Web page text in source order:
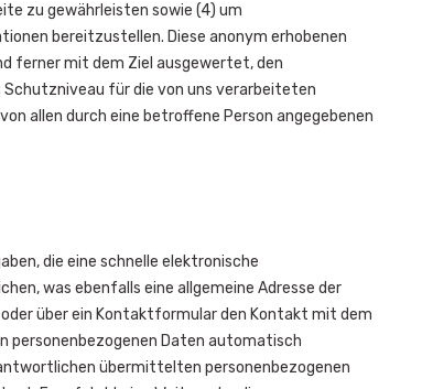
zu gewährleisten sowie (4) um
bereitzustellen. Diese anonym erhobenen
ferner mit dem Ziel ausgewertet, den
für die von uns verarbeiteten
allen durch eine betroffene Person angegebenen
die eine schnelle elektronische
was ebenfalls eine allgemeine Adresse der
über ein Kontaktformular den Kontakt mit dem
personenbezogenen Daten automatisch
übermittelten personenbezogenen